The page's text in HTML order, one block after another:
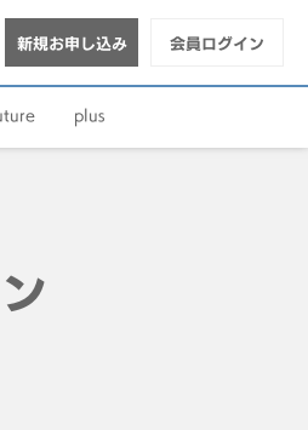
新規お申し込み 会員ログイン
plus